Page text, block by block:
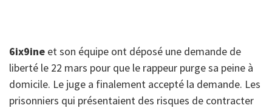
6ix9ine et son équipe ont déposé une demande de
liberté le 22 mars pour que le rappeur purge sa peine à
domicile. Le juge a finalement accepté la demande. Les
prisonniers qui présentaient des risques de contracter